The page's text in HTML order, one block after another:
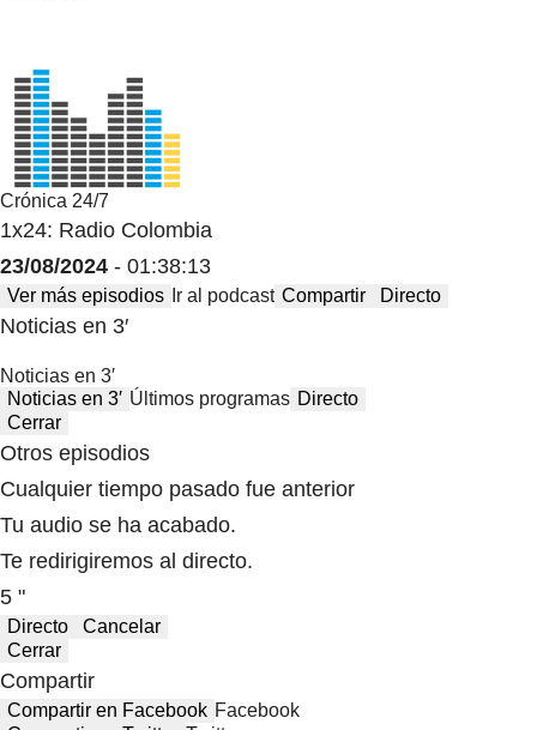
Crónica 24/7
1x24: Radio Colombia
23/08/2024 - 01:38:13
Ver más episodios Ir al podcast Compartir Directo
Noticias en 3′
Noticias en 3′
Noticias en 3′ Últimos programas Directo
Cerrar
Otros episodios
Cualquier tiempo pasado fue anterior
Tu audio se ha acabado.
Te redirigiremos al directo.
5 "
Directo
Cancelar
Cerrar
Compartir
Compartir en Facebook Facebook